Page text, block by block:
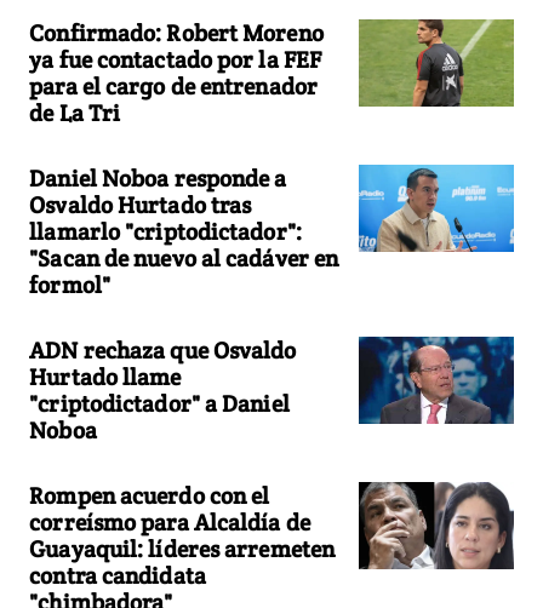
Confirmado: Robert Moreno
ya fue contactado por la FEF
para el cargo de entrenador
de La Tri
Daniel Noboa responde a
Osvaldo Hurtado tras
llamarlo "criptodictador":
"Sacan de nuevo al cadáver en
formol"
ADN rechaza que Osvaldo
Hurtado llame
"criptodictador" a Daniel
Noboa
Rompen acuerdo con el
correísmo para Alcaldía de
Guayaquil: líderes arremeten
contra candidata
"chimbadora"